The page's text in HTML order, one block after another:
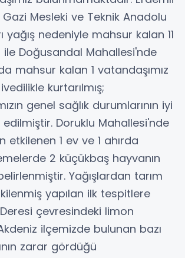
Mesleki ve Teknik Anadolu
yağış nedeniyle mahsur kalan 11
ile Doğusandal Mahallesi'nde
mahsur kalan 1 vatandaşımız
kurtarılmış;
genel sağlık durumlarının iyi
Doruklu Mahallesi'nde
etkilenen 1 ev ve 1 ahırda
2 küçükbaş hayvanın
Yağışlardan tarım
yapılan ilk tespitlere
çevresindeki limon
ilçemizde bulunan bazı
zarar gördüğü